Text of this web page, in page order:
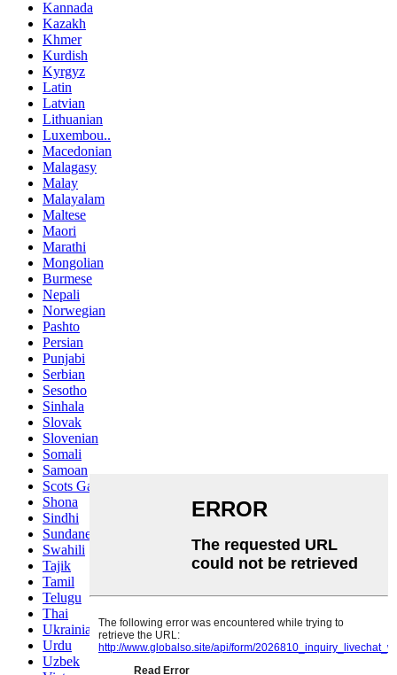
Kannada
Kazakh
Khmer
Kurdish
Kyrgyz
Latin
Latvian
Lithuanian
Luxembou..
Macedonian
Malagasy
Malay
Malayalam
Maltese
Maori
Marathi
Mongolian
Burmese
Nepali
Norwegian
Pashto
Persian
Punjabi
Serbian
Sesotho
Sinhala
Slovak
Slovenian
Somali
Samoan
Scots Gaelic
Shona
Sindhi
Sundanese
Swahili
Tajik
Tamil
Telugu
Thai
Ukrainian
Urdu
Uzbek